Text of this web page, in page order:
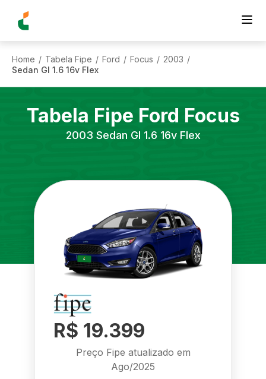
Home / Tabela Fipe / Ford / Focus / 2003 /
Sedan Gl 1.6 16v Flex
Tabela Fipe Ford Focus
2003 Sedan Gl 1.6 16v Flex
R$ 19.399
Preço Fipe atualizado em
Ago/2025